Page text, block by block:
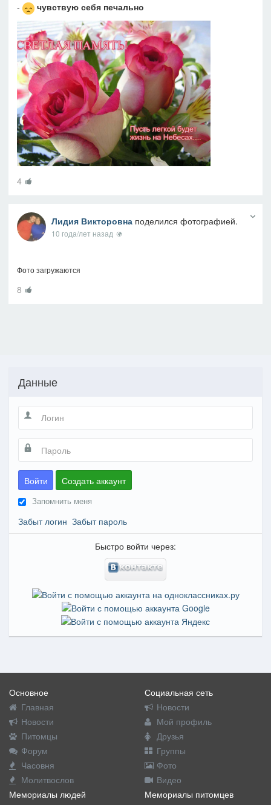
- чувствую себя печально
4
Лидия Викторовнаподелился фотографией.
10 года/лет назад
Фото загружаются
8
Данные
Войти Создать аккаунт
Запомнить меня
Забыт логин Забыт пароль
Быстро войти через:
Основное
Главная
Новости
Питомцы
Форум
Часовня
Молитвослов
Социальная сеть
Новости
Мой профиль
Друзья
Группы
Фото
Видео
Мемориалы людей
Мемориалы питомцев